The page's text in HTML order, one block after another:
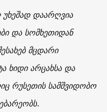
უხეშად დაარღვია
და სომხეთიდან
მცდარი
ხიდი არცახსა და
რუსეთის სამშვიდობო